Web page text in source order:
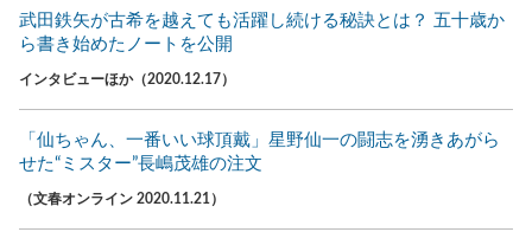
武田鉄矢が古希を越えても活躍し続ける秘訣とは？ 五十歳か
ら書き始めたノートを公開
インタビューほか（2020.12.17）
「仙ちゃん、一番いい球頂戴」星野仙一の闘志を湧きあがら
せた“ミスター”長嶋茂雄の注文
（文春オンライン 2020.11.21）